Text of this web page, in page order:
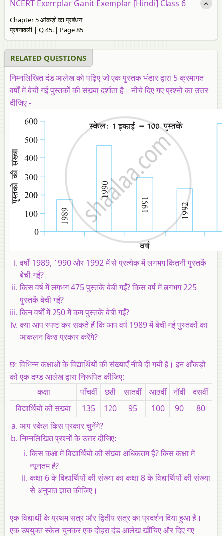
NCERT Exemplar Ganit Exemplar [Hindi] Class 6
Chapter 5 आंकड़ो का प्रबंधन
प्रश्नावली | Q 45. | Page 85
RELATED QUESTIONS
निम्नलिखित दंड आलेख को पढ़िए जो एक पुस्तक भंडार द्वारा 5 क्रमागत
वर्षों में बेची गई पुस्तकों की संख्या दर्शाता है। नीचे दिए गए प्रश्नों का उत्तर
दीजिए -
वर्षों 1989, 1990 और 1992 में से प्रत्येक में लगभग कितनी पुस्तकें
बेची गईं?
किस वर्ष में लगभग 475 पुस्तकें बेची गईं? किस वर्ष में लगभग 225
पुस्तकें बेची गईं?
किन वर्षों में 250 में कम पुस्तकें बेची गईं?
क्या आप स्पष्ट कर सकते हैं कि आप वर्ष 1989 में बेची गई पुस्तकों का
आकलन किस प्रकार करेंगे?
छः विभिन्न कक्षाओं के विद्यार्थियों की संख्याएँ नीचे दी गयी हैं। इन आँकड़ों
को एक दण्ड आलेख द्वारा निरूपित कीजिए:
कक्षा
पाँचवीं छठी सातवीं आठवीं नौंवी
दसवीं
विद्यार्थियों की संख्या
135 120 95 100 90
80
आप स्केल किस प्रकार चुनेंगे?
निम्नलिखित प्रश्नों के उत्तर दीजिए:
किस कक्षा में विद्यार्थियों की संख्या अधिकतम है? किस कक्षा में
न्यूनतम है?
कक्षा 6 के विद्यार्थियों की संख्या का कक्षा 8 के विद्यार्थियों की संख्या
से अनुपात ज्ञात कीजिए।
एक विद्यार्थी के प्रथम सत्र और द्वितीय सत्र का प्रदर्शन दिया हुआ है।
एक उपयुक्त स्केल चुनकर एक दोहरा दंड आलेख खींचिए और दिए गए